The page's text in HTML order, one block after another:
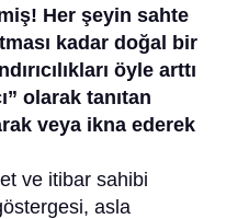
Her şeyin sahte
kadar doğal bir
öyle arttı
olarak tanıtan
veya ikna ederek
ve itibar sahibi
asla